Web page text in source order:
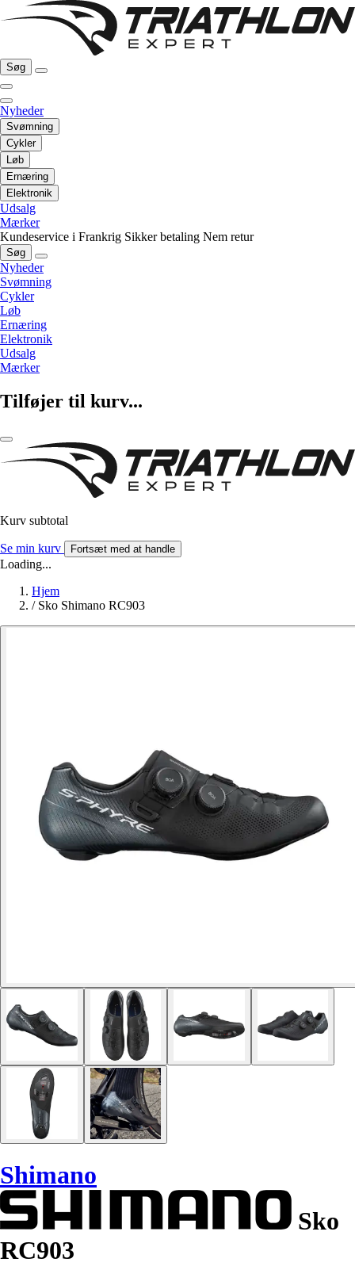
Søg
Nyheder
Svømning
Cykler
Løb
Ernæring
Elektronik
Udsalg
Mærker
Kundeservice i Frankrig Sikker betaling Nem retur
Søg
Nyheder
Svømning
Cykler
Løb
Ernæring
Elektronik
Udsalg
Mærker
Tilføjer til kurv...
Kurv subtotal
Se min kurv Fortsæt med at handle
Loading...
Hjem
/ Sko Shimano RC903
Shimano
Sko
RC903